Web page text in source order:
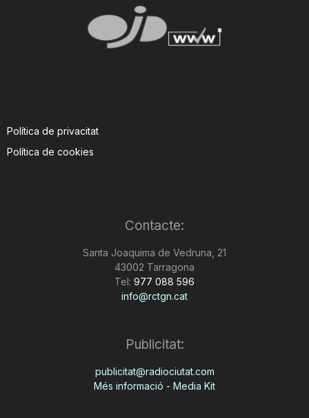
Política de privacitat
Política de cookies
Contacte:
Santa Joaquima de Vedruna, 21
43002 Tarragona
Tel: 977 088 596
info@rctgn.cat
Publicitat:
publicitat@radiociutat.com
Més informació - Media Kit